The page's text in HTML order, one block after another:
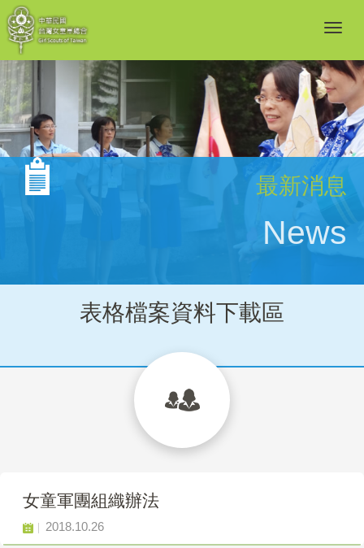
最新消息
News
表格檔案資料下載區
女童軍團組織辦法
2018.10.26